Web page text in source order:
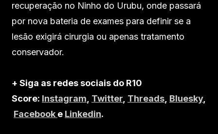
recuperação no Ninho do Urubu, onde passará
por nova bateria de exames para definir se a
lesão exigirá cirurgia ou apenas tratamento
conservador.
+ Siga as redes sociais do R10
Score: Instagram Twitter Threads Bluesky,
Facebook e Linkedin.